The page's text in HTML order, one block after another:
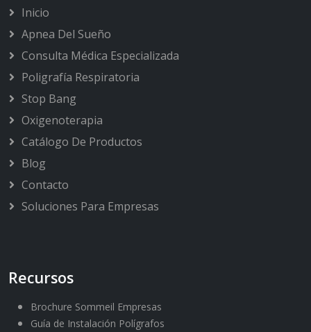
Inicio
Apnea Del Sueño
Consulta Médica Especializada
Poligrafía Respiratoria
Stop Bang
Oxigenoterapia
Catálogo De Productos
Blog
Contacto
Soluciones Para Empresas
Recursos
Brochure Sommeil Empresas
Guía de Instalación Polígrafos